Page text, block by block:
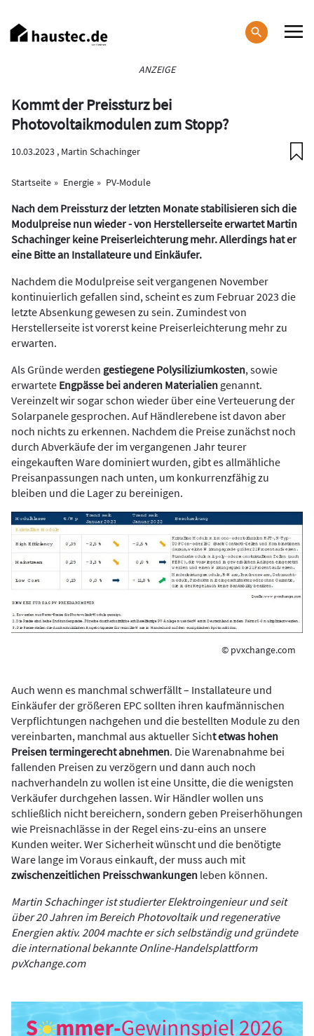
zum
Inhalt
ANZEIGE
Kommt der Preissturz bei
Photovoltaikmodulen zum Stopp?
10.03.2023 , Martin Schachinger
Startseite Energie PV-Module
Nach dem Preissturz der letzten Monate stabilisieren sich die
Modulpreise nun wieder - von Herstellerseite erwartet Martin
Schachinger keine Preiserleichterung mehr. Allerdings hat er
eine Bitte an Installateure und Einkäufer.
Nachdem die Modulpreise seit vergangenen November
kontinuierlich gefallen sind, scheint es zum Februar 2023 die
letzte Absenkung gewesen zu sein. Zumindest von
Herstellerseite ist vorerst keine Preiserleichterung mehr zu
erwarten.
Als Gründe werden gestiegene Polysiliziumkosten, sowie
erwartete Engpässe bei anderen Materialien genannt.
Vereinzelt wir sogar schon wieder über eine Verteuerung der
Solarpanele gesprochen. Auf Händlerebene ist davon aber
noch nichts zu erkennen. Nachdem die Preise zunächst noch
durch Abverkäufe der im vergangenen Jahr teurer
eingekauften Ware dominiert wurden, gibt es allmähliche
Preisanpassungen nach unten, um konkurrenzfähig zu
bleiben und die Lager zu bereinigen.
© pvxchange.com
Auch wenn es manchmal schwerfällt – Installateure und
Einkäufer der größeren EPC sollten ihren kaufmännischen
Verpflichtungen nachgehen und die bestellten Module zu den
vereinbarten, manchmal aus aktueller Sicht etwas hohen
Preisen termingerecht abnehmen. Die Warenabnahme bei
fallenden Preisen zu verzögern und dann auch noch
nachverhandeln zu wollen ist eine Unsitte, die die wenigsten
Verkäufer durchgehen lassen. Wir Händler wollen uns
schließlich nicht bereichern, sondern geben Preiserhöhungen
wie Preisnachlässe in der Regel eins-zu-eins an unsere
Kunden weiter. Wer Sicherheit wünscht und die benötigte
Ware lange im Voraus einkauft, der muss auch mit
zwischenzeitlichen Preisschwankungen leben können.
Martin Schachinger ist studierter Elektroingenieur und seit
über 20 Jahren im Bereich Photovoltaik und regenerative
Energien aktiv. 2004 machte er sich selbständig und gründete
die international bekannte Online-Handelsplattform
pvXchange.com